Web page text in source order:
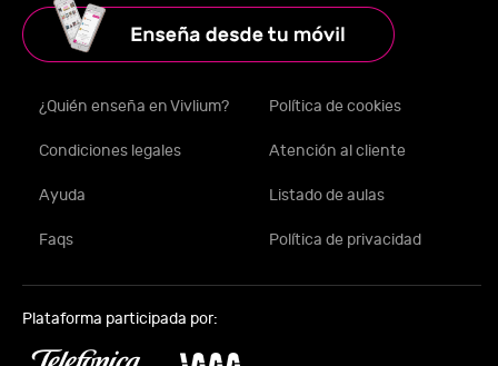
¿Quién enseña en Vivlium? Política de cookies
Condiciones legales Atención al cliente
Ayuda Listado de aulas
Faqs Política de privacidad
Plataforma participada por: